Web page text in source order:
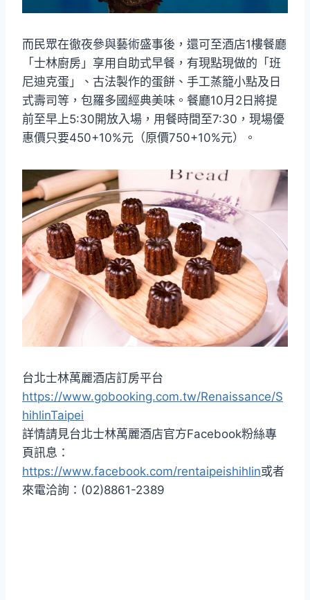
而民眾在徹夜參與藝術盛事後，還可至酒店1樓餐廳
「士林廚房」享用自助式早餐，有現點現做的「班
尼迪克蛋」、古法製作的蛋餅、手工蒸籠小點及日
式壽司等，包羅多國經典美味。餐廳10月2日將提
前至早上5:30開放入場，用餐時間至7:30，現場優
惠價只要450+10%元（原價750+10%元）。
台北士林萬麗酒店訂房平台
https://www.gobooking.com.tw/Renaissance/S
hihlinTaipei
詳情請見台北士林萬麗酒店官方Facebook粉絲專
頁訊息：
https://www.facebook.com/rentaipeishihlin或者
來電洽詢：(02)8861-2389